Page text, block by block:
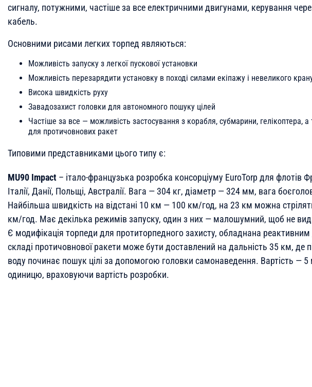
сигналу, потужними, частіше за все електричними двигунами, керування
кабель.
Основними рисами легких торпед являються:
Можливість запуску з легкої пускової установки
Можливість перезарядити установку в поході силами екіпажу і невеликого
Висока швидкість руху
Завадозахист головки для автономного пошуку цілей
Частіше за все — можливість застосування з корабля, субмарини, гелікоптера,
для протичовнових ракет
Типовими представниками цього типу є:
MU90 Impact – італо-французька розробка консорціуму EuroTorp для флотів
Італії, Данії, Польщі, Австралії. Вага — 304 кг, діаметр — 324 мм, вага
Найбільша швидкість на відстані 10 км — 100 км/год, на 23 км можна
км/год. Має декілька режимів запуску, один з них — малошумний, щоб не
Є модифікація торпеди для протиторпедного захисту, обладнана
складі протичовнової ракети може бути доставлений на дальність 35 км, де
воду починає пошук цілі за допомогою головки самонаведення. Вартість —
одиницю, враховуючи вартість розробки.